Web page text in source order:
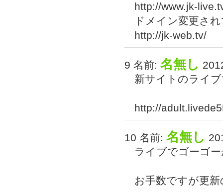
http://www.jk-
ドメイン変更さ
http://jk-web.tv/
9 名前: 名無し
新サイトのライ
http://
10 名前: 名無し
ライブでゴーゴ
お手数ですが更